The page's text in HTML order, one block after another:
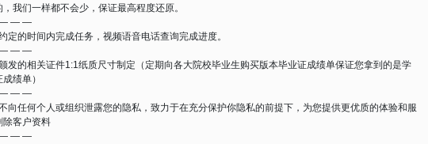
我们一样都不会少，保证最高程度还原。
— —
定的时间内完成任务，视频语音电话查询完成进度。
— —
发的相关证件1:1纸质尺寸制定（定期向各大院校毕业生购买版本毕业证成绩单保证您拿到的是学
绩单）
— —
向任何个人或组织泄露您的隐私，致力于在充分保护你隐私的前提下，为您提供更优质的体验和服
除客户资料
— —